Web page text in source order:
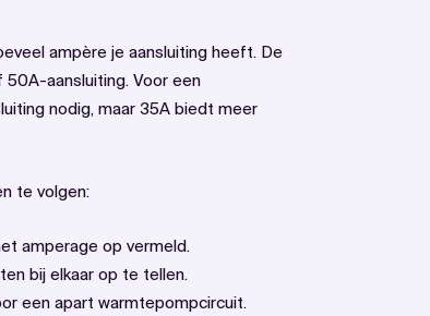
ampère je aansluiting heeft. De
aansluiting. Voor een
nodig, maar 35A biedt meer
te volgen:
amperage op vermeld.
bij elkaar op te tellen.
een apart warmtepompcircuit.